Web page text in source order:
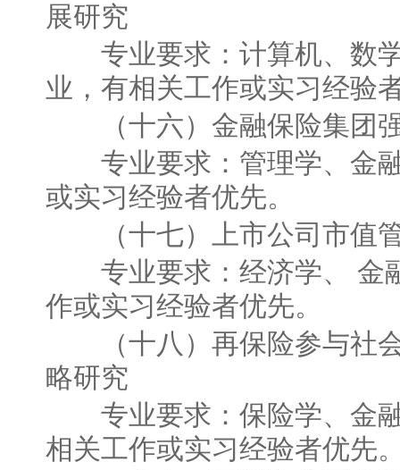
展研究
专业要求：计算机、数学
业，有相关工作或实习经验
（十六）金融保险集团强
专业要求：管理学、金融
或实习经验者优先。
（十七）上市公司市值管
专业要求：经济学、 金
作或实习经验者优先。
（十八）再保险参与社会
略研究
专业要求：保险学、金融
相关工作或实习经验者优先